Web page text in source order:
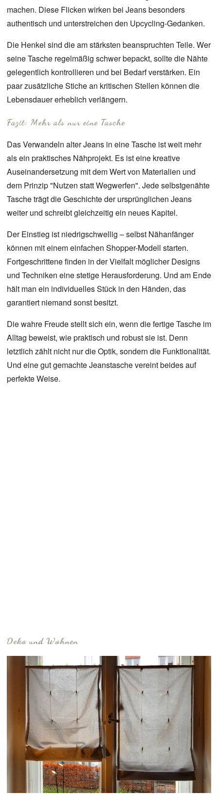
machen. Diese Flicken wirken bei Jeans besonders
authentisch und unterstreichen den Upcycling-Gedanken.
Die Henkel sind die am stärksten beanspruchten Teile. Wer
seine Tasche regelmäßig schwer bepackt, sollte die Nähte
gelegentlich kontrollieren und bei Bedarf verstärken. Ein
paar zusätzliche Stiche an kritischen Stellen können die
Lebensdauer erheblich verlängern.
Fazit: Mehr als nur eine Tasche
Das Verwandeln alter Jeans in eine Tasche ist weit mehr
als ein praktisches Nähprojekt. Es ist eine kreative
Auseinandersetzung mit dem Wert von Materialien und
dem Prinzip "Nutzen statt Wegwerfen". Jede selbstgenähte
Tasche trägt die Geschichte der ursprünglichen Jeans
weiter und schreibt gleichzeitig ein neues Kapitel.
Der Einstieg ist niedrigschwellig – selbst Nähanfänger
können mit einem einfachen Shopper-Modell starten.
Fortgeschrittene finden in der Vielfalt möglicher Designs
und Techniken eine stetige Herausforderung. Und am Ende
hält man ein individuelles Stück in den Händen, das
garantiert niemand sonst besitzt.
Die wahre Freude stellt sich ein, wenn die fertige Tasche im
Alltag beweist, wie praktisch und robust sie ist. Denn
letztlich zählt nicht nur die Optik, sondern die Funktionalität.
Und eine gut gemachte Jeanstasche vereint beides auf
perfekte Weise.
Deko und Wohnen